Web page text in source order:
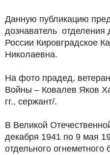
Данную публикацию
дознаватель
России Кировградское
Николаевна.
На фото прадед,
Войны – Ковалев Яков
гг., сержант/.
В Великой
декабря 1941 по 9 мая
отдельного огнеметного